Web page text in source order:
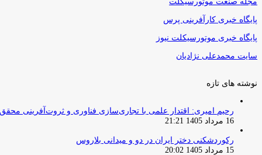
پایگاه خبری کارآفرینی پرس
پایگاه خبری موتورسیکلت نیوز
سایت محمدعلی نژادیان
نوشته های تازه
رحیم امیری: اقتدار علمی با تجاری‌سازی فناوری و ثروت‌آفرینی
16 مرداد 1405 21:21
رکوردشکنی دختر ایران در دو و میدانی بلاروس
15 مرداد 1405 20:02